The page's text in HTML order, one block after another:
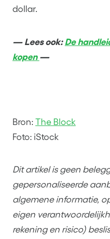
dollar.
— Lees ook: De
kopen —
Bron: The Block
Foto: iStock
Dit artikel is geen
gepersonaliseerde
algemene informatie,
eigen
rekening en risico)